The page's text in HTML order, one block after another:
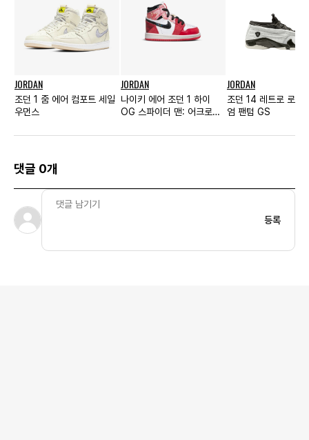
JORDAN
조던 1 줌 에어 컴포트 세일
우먼스
JORDAN
나이키 에어 조던 1 하이
OG 스파이더 맨: 어크로스
JORDAN
조던 14 레트로 로우
엄 팬텀 GS
댓글 0개
등록